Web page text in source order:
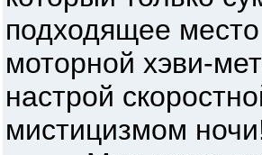
подходящее место
моторной хэви-
настрой
мистицизмом